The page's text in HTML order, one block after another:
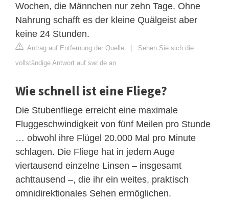
Wochen, die Männchen nur zehn Tage. Ohne
Nahrung schafft es der kleine Quälgeist aber
keine 24 Stunden.
Antrag auf Entfernung der Quelle | Sehen Sie sich die
vollständige Antwort auf swr.de an
Wie schnell ist eine Fliege?
Die Stubenfliege erreicht eine maximale
Fluggeschwindigkeit von fünf Meilen pro Stunde
… obwohl ihre Flügel 20.000 Mal pro Minute
schlagen. Die Fliege hat in jedem Auge
viertausend einzelne Linsen – insgesamt
achttausend –, die ihr ein weites, praktisch
omnidirektionales Sehen ermöglichen.